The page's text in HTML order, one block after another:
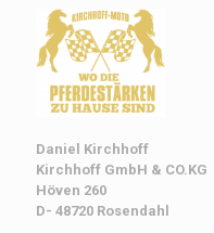
Daniel Kirchhoff
Kirchhoff GmbH & CO.KG
Höven 260
D- 48720 Rosendahl